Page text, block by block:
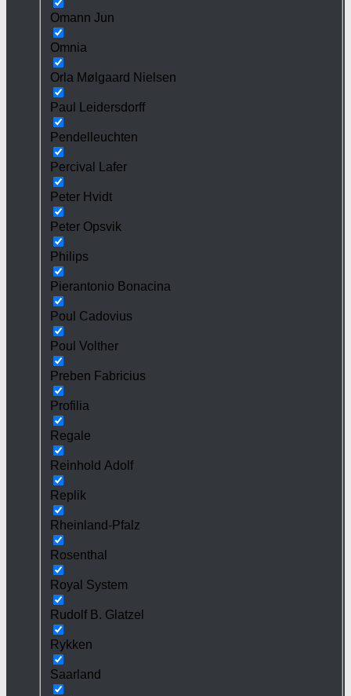
Omann Jun
Omnia
Orla Mølgaard Nielsen
Paul Leidersdorff
Pendelleuchten
Percival Lafer
Peter Hvidt
Peter Opsvik
Philips
Pierantonio Bonacina
Poul Cadovius
Poul Volther
Preben Fabricius
Profilia
Regale
Reinhold Adolf
Replik
Rheinland-Pfalz
Rosenthal
Royal System
Rudolf B. Glatzel
Rykken
Saarland